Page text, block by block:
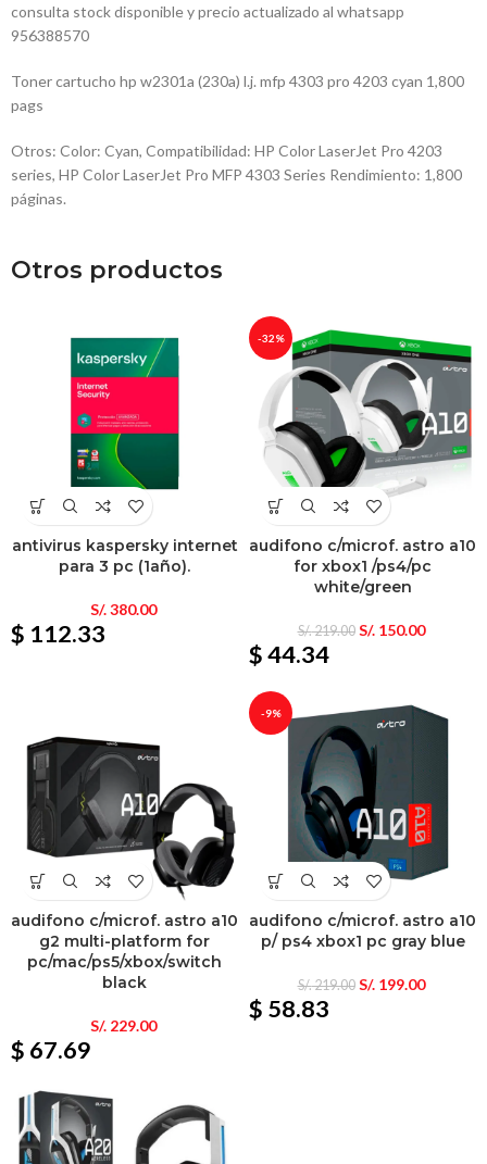
consulta stock disponible y precio actualizado al whatsapp
956388570
Toner cartucho hp w2301a (230a) l.j. mfp 4303 pro 4203 cyan 1,800
pags
Otros: Color: Cyan, Compatibilidad: HP Color LaserJet Pro 4203
series, HP Color LaserJet Pro MFP 4303 Series Rendimiento: 1,800
páginas.
Otros productos
antivirus kaspersky internet
para 3 pc (1año).
S/.380.00
$ 112.33
-32%
audifono c/microf. astro a10
for xbox1 /ps4/pc
white/green
S/.219.00 S/.150.00
$ 44.34
audifono c/microf. astro a10
g2 multi-platform for
pc/mac/ps5/xbox/switch
black
S/.229.00
$ 67.69
-9%
audifono c/microf. astro a10
p/ ps4 xbox1 pc gray blue
S/.219.00 S/.199.00
$ 58.83